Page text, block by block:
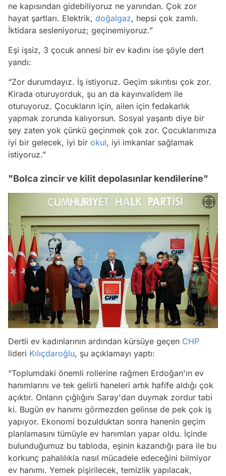
ne kapısından gidebiliyoruz ne yanından. Çok zor
hayat şartları. Elektrik, doğalgaz, hepsi çok zamlı.
İktidara sesleniyoruz; geçinemiyoruz.”
Eşi işsiz, 3 çocuk annesi bir ev kadını ise şöyle dert
yandı:
“Zor durumdayız. İş istiyoruz. Geçim sıkıntısı çok zor.
Kirada oturuyorduk, şu an da kayınvalidem ile
oturuyoruz. Çocukların için, ailen için fedakarlık
yapmak zorunda kalıyorsun. Sosyal yaşantı diye bir
şey zaten yok çünkü geçinmek çok zor. Çocuklarımıza
iyi bir gelecek, iyi bir okul, iyi imkanlar sağlamak
istiyoruz.”
"Bolca zincir ve kilit depolasınlar kendilerine"
Dertli ev kadınlarının ardından kürsüye geçen CHP
lideri Kılıçdaroğlu, şu açıklamayı yaptı:
“Toplumdaki önemli rollerine rağmen Erdoğan'ın ev
hanımlarını ve tek gelirli haneleri artık hafife aldığı çok
açıktır. Onların çığlığını Saray'dan duymak zordur tabi
ki. Bugün ev hanımı görmezden gelinse de pek çok iş
yapıyor. Ekonomi bozulduktan sonra hanenin geçim
planlamasını tümüyle ev hanımları yapar oldu. İçinde
bulunduğumuz bu tabloda, eşinin kazandığı para ile bu
korkunç pahalılıkla nasıl mücadele edeceğini bilmiyor
ev hanımı. Yemek pişirilecek, temizlik yapılacak,